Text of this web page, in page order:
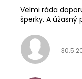
Velmi ráda
šperky. A úžasný